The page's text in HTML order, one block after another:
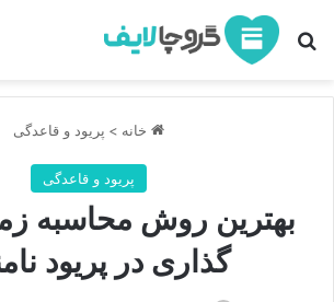
جستجو برای
خانه > پریود و قاعدگی
پریود و قاعدگی
بهترین روش محاسبه
گذاری در پریود